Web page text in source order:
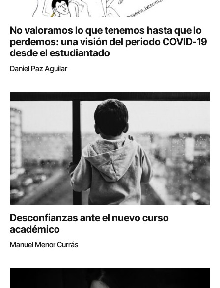
No valoramos lo que tenemos hasta que lo
perdemos: una visión del periodo COVID-19
desde el estudiantado
Daniel Paz Aguilar
Desconfianzas ante el nuevo curso
académico
Manuel Menor Currás